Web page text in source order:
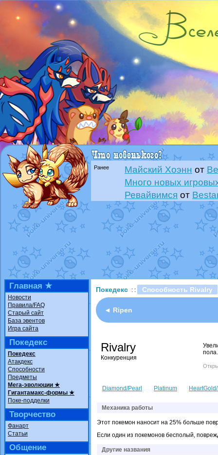
Ранее Майский Хоэнн от
Много новых
Ревайвимся от
Всё, трындец
Технические
доброе утро славяне
Йолда и Мимикью
от
Недовольный
The Dark Wishmaker
шадоу спиритомбот
траббишот
Raging Bolt
Shadow mismagius
Главная ★
Новости
Правила/FAQ
Старый сайт
База эвентов
Игра сайта
Покедекс
Покедекс
Атакдекс
Способности
Предметы
Мега-эволюции ★
Гигантамакс-формы ★
Поке-подделки
Творчество
Фанарт
Статьи
Общение
Покедекс : : Способность Rivalry
◄ Ripen
Rivalry
Конкуренция
пола.
Diamond/Pearl Platinum
Механика работы
Этот покемон наносит на 25% больше
Если один из покемонов бесполый,
Другие названия